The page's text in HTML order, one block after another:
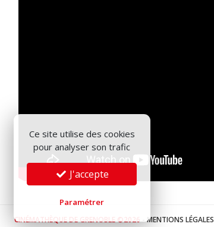
CINÉMATHÈQUE DE GRENOBLE ©2026-MENTIONS LÉGALES
Ce site utilise des cookies
pour analyser son trafic
J'accepte
Paramétrer